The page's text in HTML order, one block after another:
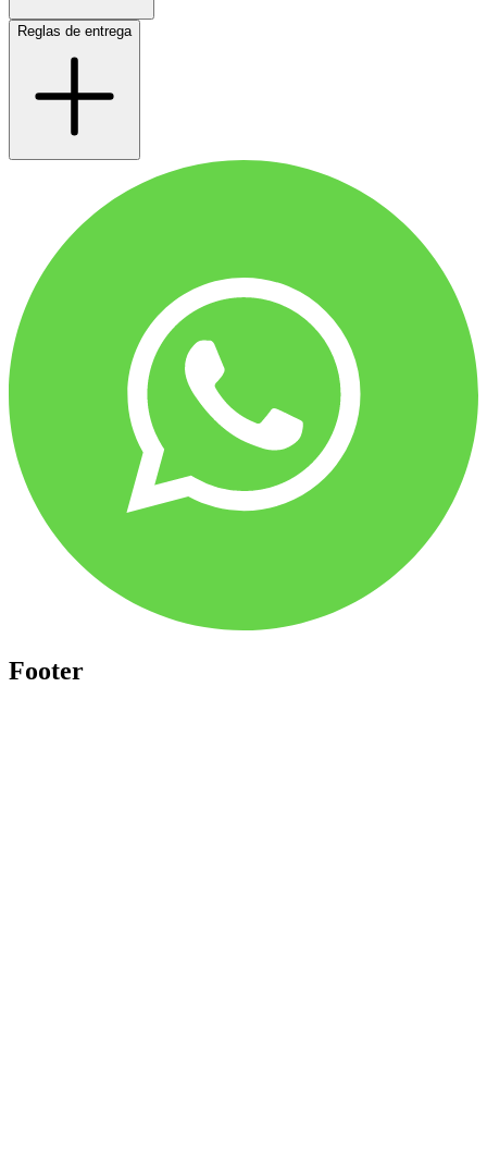
Reglas de entrega
Footer